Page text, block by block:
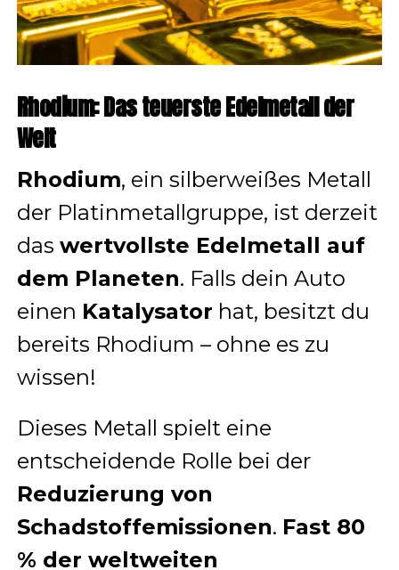
Rhodium: Das teuerste Edelmetall der
Welt
Rhodium, ein silberweißes Metall
der Platinmetallgruppe, ist derzeit
das wertvollste Edelmetall auf
dem Planeten. Falls dein Auto
einen Katalysator hat, besitzt du
bereits Rhodium – ohne es zu
wissen!
Dieses Metall spielt eine
entscheidende Rolle bei der
Reduzierung von
Schadstoffemissionen. Fast 80
% der weltweiten